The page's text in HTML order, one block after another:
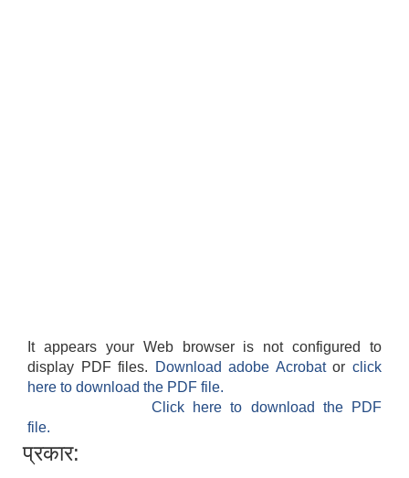
It appears your Web browser is not configured to
display PDF files.
Download adobe Acrobatorclick
here to download the PDF file.
Click here to download the PDF
file.
प्रकार: